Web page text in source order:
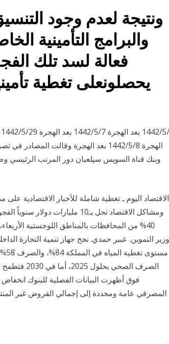
ونتيجة لعدم وجود
والبرامج التأمينية
فعالة لسد تلك
يحصلونعلى تغطية
الهجرة 8‏‏/5‏‏/1442 بعد الهجرة وقالت
الاقتصاد اليوم ـ تغطية شاملة للأخبار الاقتصادية
فوق أظهرت البيانات الفصلية للبنوك